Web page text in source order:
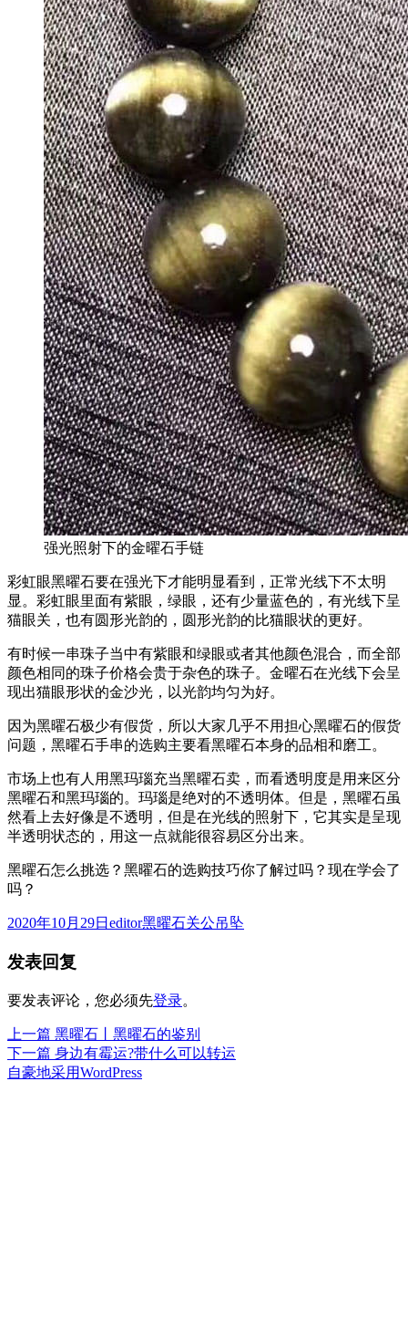
强光照射下的金曜石手链
彩虹眼黑曜石要在强光下才能明显看到，正常光线下不太明
显。彩虹眼里面有紫眼，绿眼，还有少量蓝色的，有光线下呈
猫眼关，也有圆形光韵的，圆形光韵的比猫眼状的更好。
有时候一串珠子当中有紫眼和绿眼或者其他颜色混合，而全部
颜色相同的珠子价格会贵于杂色的珠子。金曜石在光线下会呈
现出猫眼形状的金沙光，以光韵均匀为好。
因为黑曜石极少有假货，所以大家几乎不用担心黑曜石的假货
问题，黑曜石手串的选购主要看黑曜石本身的品相和磨工。
市场上也有人用黑玛瑙充当黑曜石卖，而看透明度是用来区分
黑曜石和黑玛瑙的。玛瑙是绝对的不透明体。但是，黑曜石虽
然看上去好像是不透明，但是在光线的照射下，它其实是呈现
半透明状态的，用这一点就能很容易区分出来。
黑曜石怎么挑选？黑曜石的选购技巧你了解过吗？现在学会了
吗？
发
于
2020年10月29日 作
editor分
黑曜石关公吊坠
发表回复
要发表评论，您必须先登录。
文
章
上一篇 上
篇
文
黑曜石丨黑曜石的鉴别
下一篇 下
篇
身边有霉运?带什么可以转运
自豪地采用WordPress